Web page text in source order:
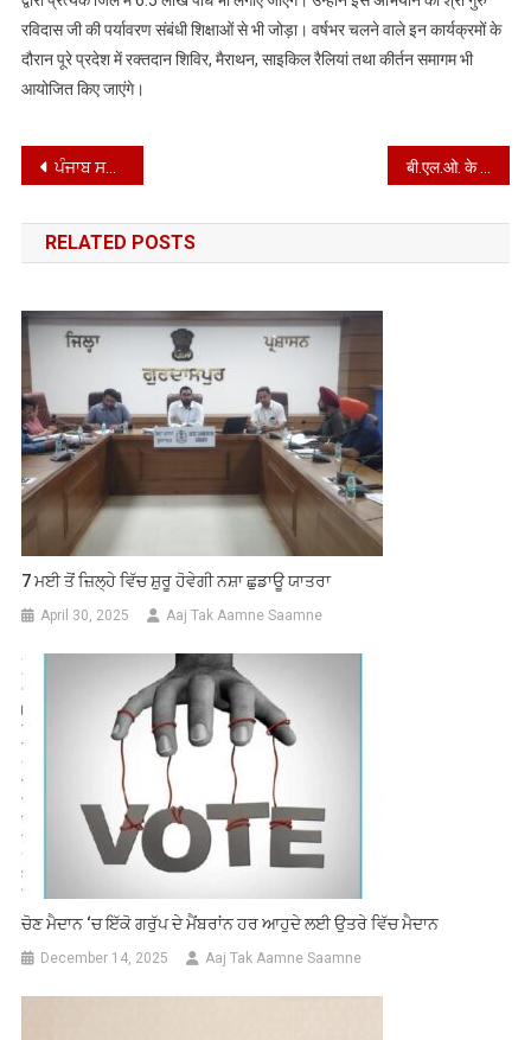
रविदास जी की पर्यावरण संबंधी शिक्षाओं से भी जोड़ा। वर्षभर चलने वाले इन कार्यक्रमों के
दौरान पूरे प्रदेश में रक्तदान शिविर, मैराथन, साइकिल रैलियां तथा कीर्तन समागम भी
आयोजित किए जाएंगे।
Post
navigation
ਪੰਜਾਬ ਸਰਕਾਰ ਵਲੋਂ ਪਿੰਡ-ਪਿੰਡ ਗੁਰੂ ਜੀ ਦੀਆਂ ਸਿਖਿਆਵਾਂ ’ਤੇ ਆਧਾਰਤ ਦਸਤਾਵੇਜ਼ੀ ਦਿਖਾਈ ਜਾਵੇਗੀ : ਡਾ. ਇਸ਼ਾਂਕ ਕੁਮਾਰ
RELATED POSTS
7 ਮਈ ਤੋਂ ਜ਼ਿਲ੍ਹੇ ਵਿੱਚ ਸ਼ੁਰੂ ਹੋਵੇਗੀ ਨਸ਼ਾ ਛੁਡਾਊ ਯਾਤਰਾ
April 30, 2025 Aaj Tak Aamne Saamne
ਚੋਣ ਮੈਦਾਨ ‘ਚ ਇੱਕੋ ਗਰੁੱਪ ਦੇ ਮੈਂਬਰਾਂਨ ਹਰ ਆਹੁਦੇ ਲਈ ਉਤਰੇ ਵਿੱਚ ਮੈਦਾਨ
December 14, 2025 Aaj Tak Aamne Saamne